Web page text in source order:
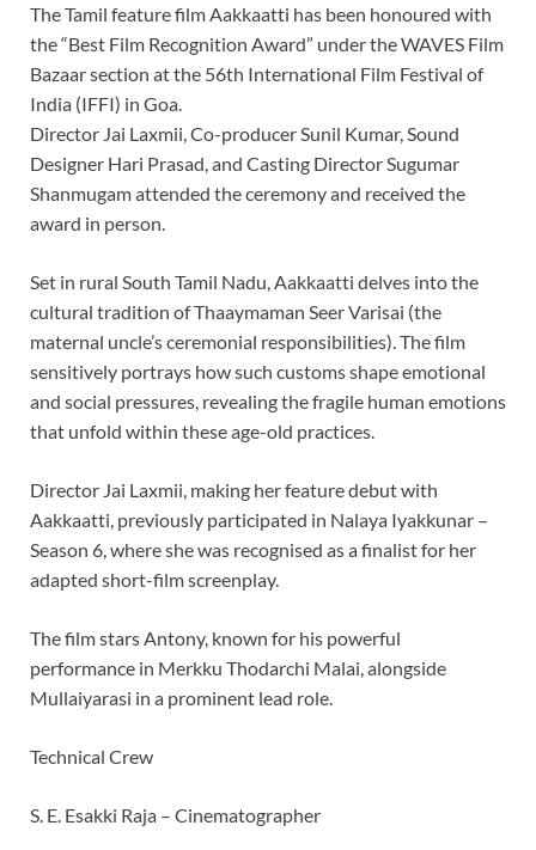
The Tamil feature film Aakkaatti has been honoured with
the “Best Film Recognition Award” under the WAVES Film
Bazaar section at the 56th International Film Festival of
India (IFFI) in Goa.
Director Jai Laxmii, Co-producer Sunil Kumar, Sound
Designer Hari Prasad, and Casting Director Sugumar
Shanmugam attended the ceremony and received the
award in person.
Set in rural South Tamil Nadu, Aakkaatti delves into the
cultural tradition of Thaaymaman Seer Varisai (the
maternal uncle’s ceremonial responsibilities). The film
sensitively portrays how such customs shape emotional
and social pressures, revealing the fragile human emotions
that unfold within these age-old practices.
Director Jai Laxmii, making her feature debut with
Aakkaatti, previously participated in Nalaya Iyakkunar –
Season 6, where she was recognised as a finalist for her
adapted short-film screenplay.
The film stars Antony, known for his powerful
performance in Merkku Thodarchi Malai, alongside
Mullaiyarasi in a prominent lead role.
Technical Crew
S. E. Esakki Raja – Cinematographer